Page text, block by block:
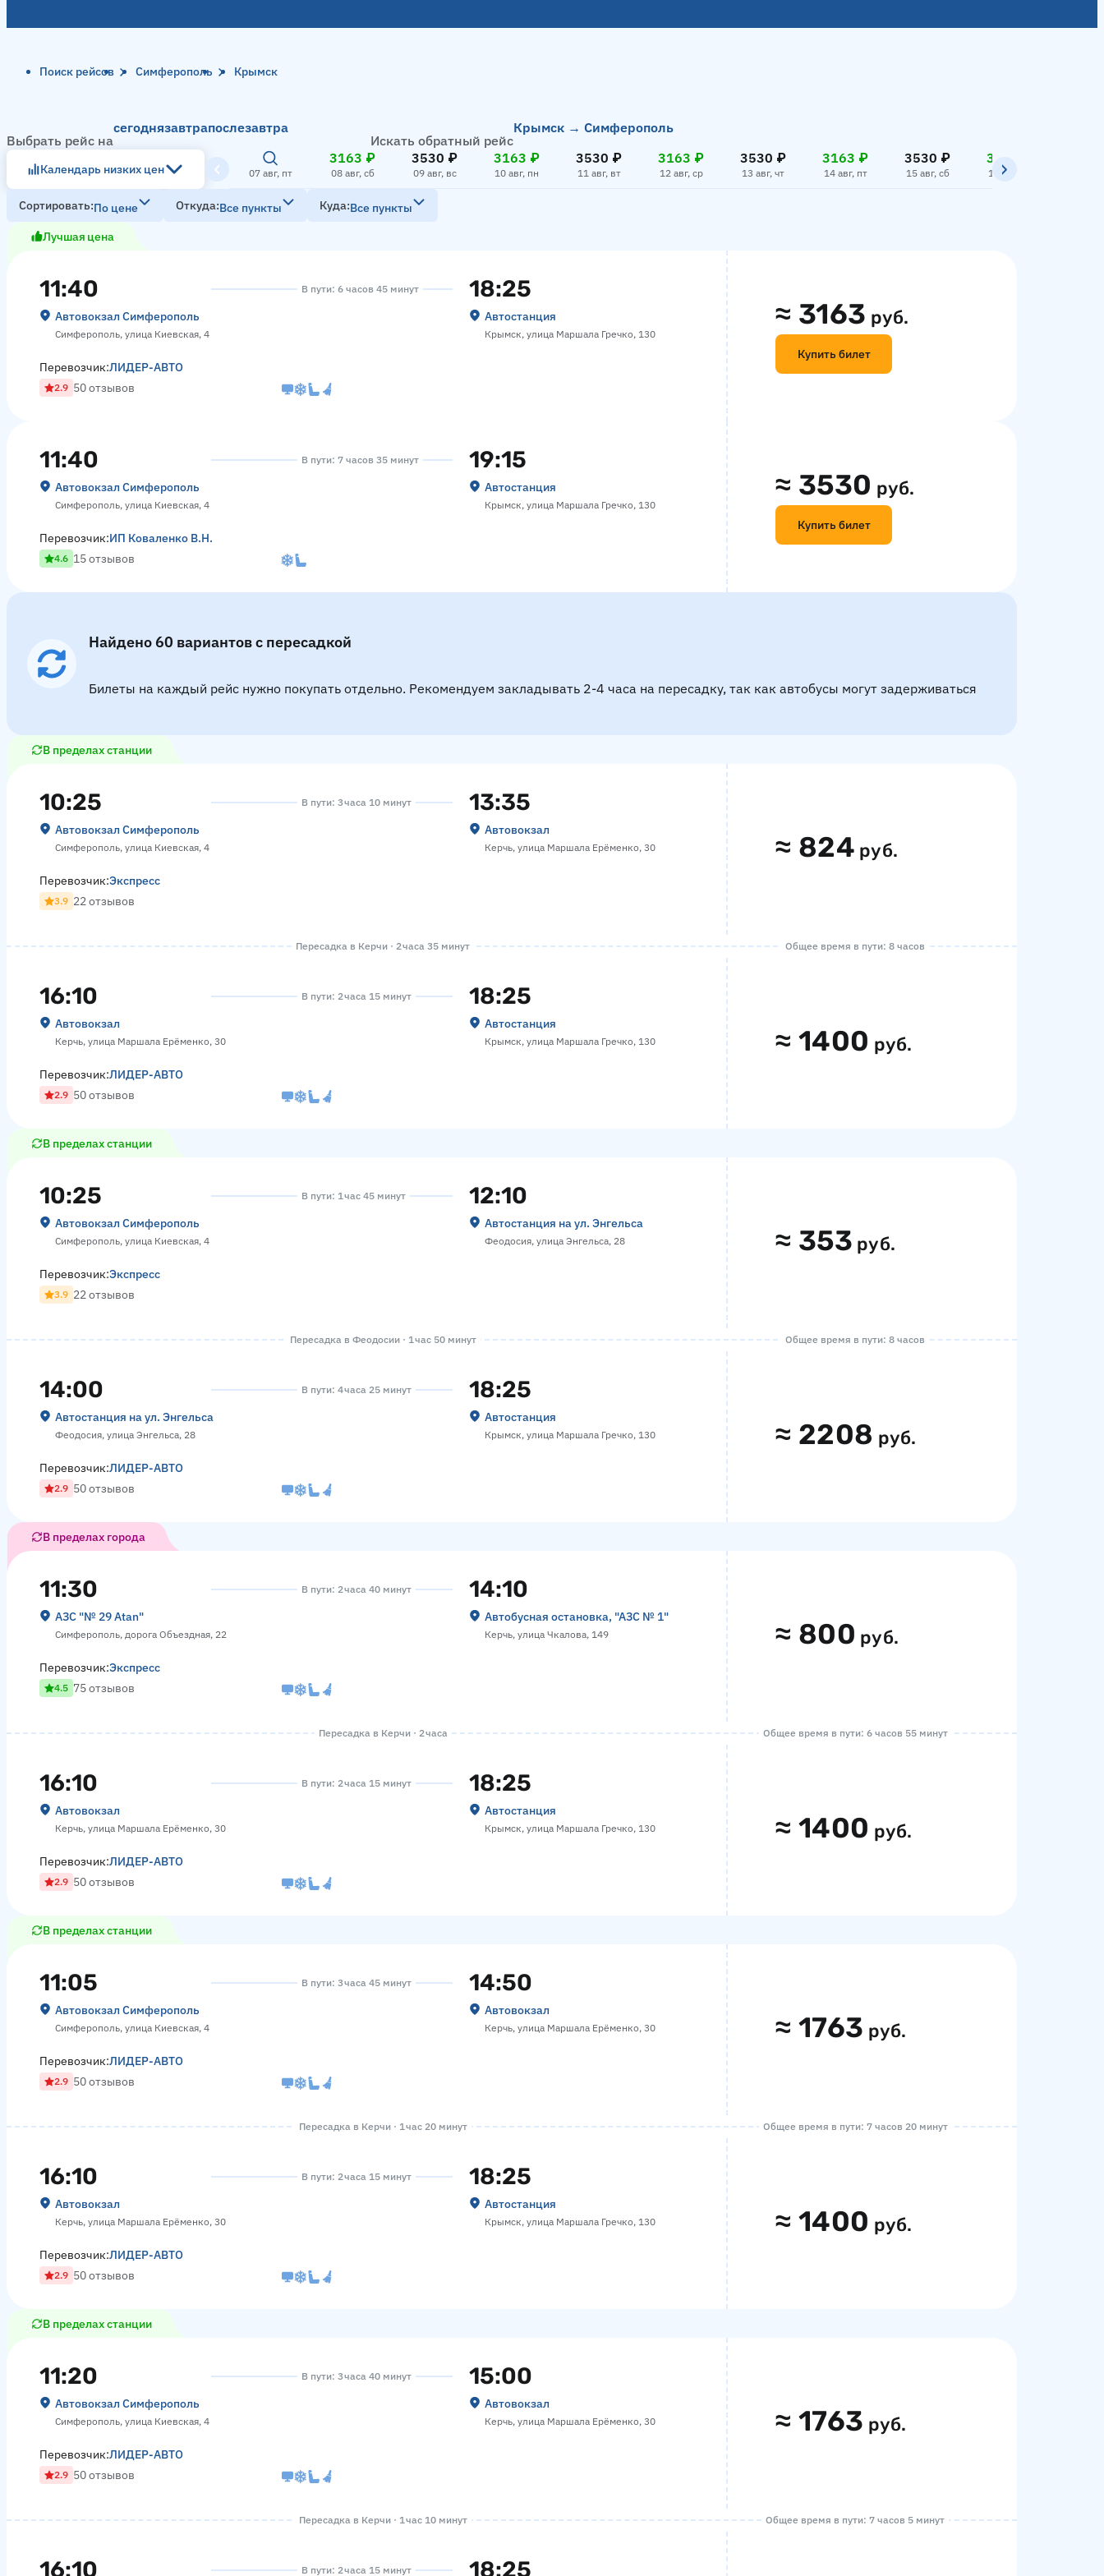
Поиск рейсов Симферополь Крымск
Выбрать рейс на
сегоднязавтрапослезавтра
Искать обратный рейс
Крымск → Симферополь
Календарь низких цен 07 авг, пт
3163 ₽
08 авг, сб
3530 ₽
09 авг, вс
3163 ₽
10 авг, пн
3530 ₽
11 авг, вт
3163 ₽
12 авг, ср
3530 ₽
13 авг, чт
3163 ₽
14 авг, пт
3530 ₽
15 авг, сб
3163 ₽
16 авг, вс
Сортировать По цене Откуда Все пункты Куда Все пункты
Лучшая цена
11:40
Автовокзал Симферополь
Симферополь, улица Киевская, 4
В пути: 6 часов 45 минут 18:25
Автостанция
Крымск, улица Маршала Гречко, 130
≈ 3163 руб.
Купить билет
Перевозчик:ЛИДЕР-АВТО
2.9 50 отзывов
11:40
Автовокзал Симферополь
Симферополь, улица Киевская, 4
В пути: 7 часов 35 минут 19:15
Автостанция
Крымск, улица Маршала Гречко, 130
≈ 3530 руб.
Купить билет
Перевозчик:ИП Коваленко В.Н.
4.6 15 отзывов
Найдено 60 вариантов с пересадкой
Билеты на каждый рейс нужно покупать отдельно. Рекомендуем закладывать 2-4 часа на пересадку, так как автобусы могут задерживаться
В пределах станции
10:25
Автовокзал Симферополь
Симферополь, улица Киевская, 4
В пути: 3 часа 10 минут 13:35
Автовокзал
Керчь, улица Маршала Ерёменко, 30 ≈ 824 руб.
Перевозчик:Экспресс
3.9 22 отзывов
Пересадка в Керчи · 2 часа 35 минут Общее время в пути: 8 часов
16:10
Автовокзал
Керчь, улица Маршала Ерёменко, 30
В пути: 2 часа 15 минут 18:25
Автостанция
Крымск, улица Маршала Гречко, 130 ≈1400 руб.
Перевозчик:ЛИДЕР-АВТО
2.9 50 отзывов
В пределах станции
10:25
Автовокзал Симферополь
Симферополь, улица Киевская, 4
В пути: 1 час 45 минут 12:10
Автостанция на ул. Энгельса
Феодосия, улица Энгельса, 28 ≈ 353 руб.
Перевозчик:Экспресс
3.9 22 отзывов
Пересадка в Феодосии · 1 час 50 минут Общее время в пути: 8 часов
14:00
Автостанция на ул. Энгельса
Феодосия, улица Энгельса, 28
В пути: 4 часа 25 минут 18:25
Автостанция
Крымск, улица Маршала Гречко, 130 ≈ 2208 руб.
Перевозчик:ЛИДЕР-АВТО
2.9 50 отзывов
В пределах города
11:30
АЗС "№ 29 Atan"
Симферополь, дорога Объездная, 22
В пути: 2 часа 40 минут 14:10
Автобусная остановка, "АЗС № 1"
Керчь, улица Чкалова, 149 ≈ 800 руб.
Перевозчик:Экспресс
4.5 75 отзывов
Пересадка в Керчи · 2 часа Общее время в пути: 6 часов 55 минут
16:10
Автовокзал
Керчь, улица Маршала Ерёменко, 30
В пути: 2 часа 15 минут 18:25
Автостанция
Крымск, улица Маршала Гречко, 130 ≈1400 руб.
Перевозчик:ЛИДЕР-АВТО
2.9 50 отзывов
В пределах станции
11:05
Автовокзал Симферополь
Симферополь, улица Киевская, 4
В пути: 3 часа 45 минут 14:50
Автовокзал
Керчь, улица Маршала Ерёменко, 30 ≈1763 руб.
Перевозчик:ЛИДЕР-АВТО
2.9 50 отзывов
Пересадка в Керчи · 1 час 20 минут Общее время в пути: 7 часов 20 минут
16:10
Автовокзал
Керчь, улица Маршала Ерёменко, 30
В пути: 2 часа 15 минут 18:25
Автостанция
Крымск, улица Маршала Гречко, 130 ≈1400 руб.
Перевозчик:ЛИДЕР-АВТО
2.9 50 отзывов
В пределах станции
11:20
Автовокзал Симферополь
Симферополь, улица Киевская, 4
В пути: 3 часа 40 минут 15:00
Автовокзал
Керчь, улица Маршала Ерёменко, 30 ≈1763 руб.
Перевозчик:ЛИДЕР-АВТО
2.9 50 отзывов
Пересадка в Керчи · 1 час 10 минут Общее время в пути: 7 часов 5 минут
16:10 В пути: 2 часа 15 минут 18:25